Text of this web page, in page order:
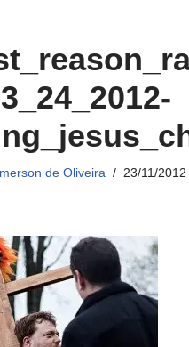
de Oliveira 23/11/2012